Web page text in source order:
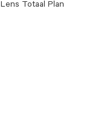
Lens Totaal Plan